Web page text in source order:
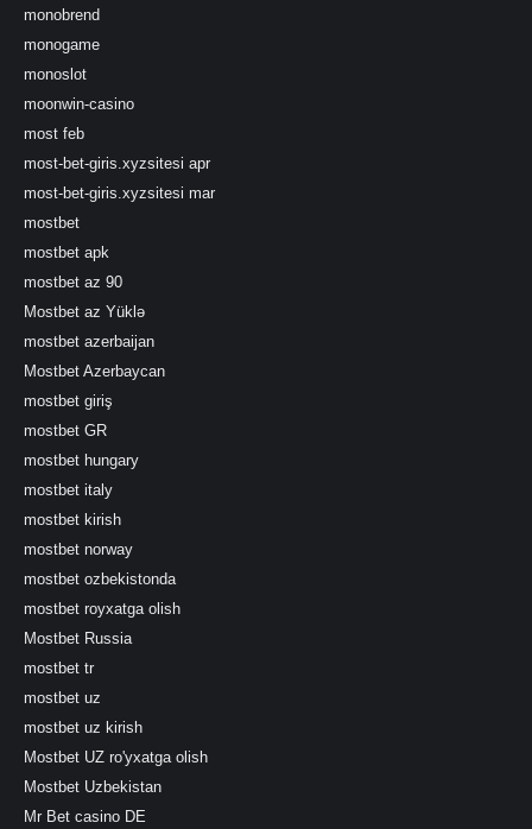
monobrend
monogame
monoslot
moonwin-casino
most feb
most-bet-giris.xyzsitesi apr
most-bet-giris.xyzsitesi mar
mostbet
mostbet apk
mostbet az 90
Mostbet az Yüklə
mostbet azerbaijan
Mostbet Azerbaycan
mostbet giriş
mostbet GR
mostbet hungary
mostbet italy
mostbet kirish
mostbet norway
mostbet ozbekistonda
mostbet royxatga olish
Mostbet Russia
mostbet tr
mostbet uz
mostbet uz kirish
Mostbet UZ ro'yxatga olish
Mostbet Uzbekistan
Mr Bet casino DE